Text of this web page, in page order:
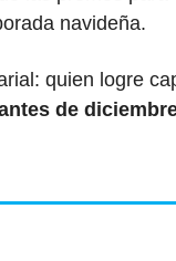
navideña.
quien logre
de